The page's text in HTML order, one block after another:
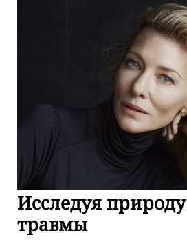
Исследуя
травмы